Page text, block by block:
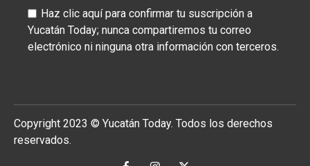
Haz clic aquí para confirmar tu suscripción a
Yucatán Today; nunca compartiremos tu correo
electrónico ni ninguna otra información con terceros.
Copyright 2023 © Yucatán Today. Todos los derechos
reservados.